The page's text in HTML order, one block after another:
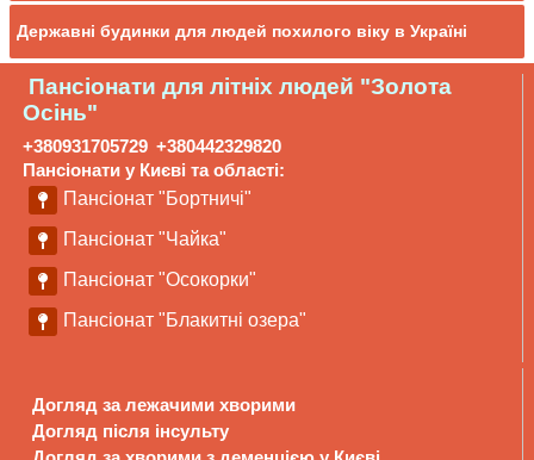
Державні будинки для людей похилого віку в Україні
Пансіонати для літніх людей "Золота
Осінь"
+380931705729 +380442329820
Пансіонати у Києві та області:
Пансіонат "Бортничі"
Пансіонат "Чайка"
Пансіонат "Осокорки"
Пансіонат "Блакитні озера"
Догляд за лежачими хворими
Догляд після інсульту